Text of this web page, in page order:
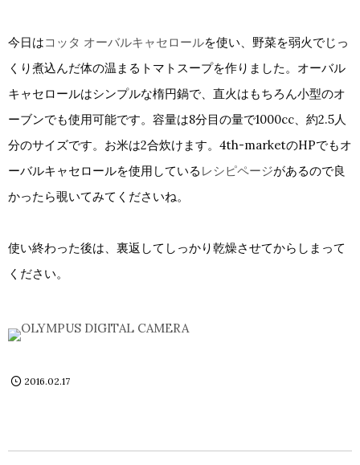
今日はコッタ オーバルキャセロールを使い、野菜を弱火でじっ
くり煮込んだ体の温まるトマトスープを作りました。オーバル
キャセロールはシンプルな楕円鍋で、直火はもちろん小型のオ
ーブンでも使用可能です。容量は8分目の量で1000cc、約2.5人
分のサイズです。お米は2合炊けます。4th-marketのHPでもオ
ーバルキャセロールを使用している レシピページがあるので良
かったら覗いてみてくださいね。
使い終わった後は、裏返してしっかり乾燥させてからしまって
ください。
2016.02.17